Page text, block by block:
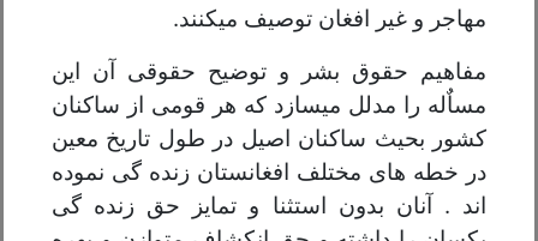
مهاجر و غیر افغان توصیف میکنند.
مفاهیم حقوق بشر و توضیح حقوقی آن این
مساٌله را مدلل میسازد که هر قومی از ساکنان
کشور بحیث ساکنان اصیل در طول تاریخ معین
در خطه های مختلف افغانستان زنده گی نموده
اند . آنان بدون استثنا و تمایز حق زنده گی